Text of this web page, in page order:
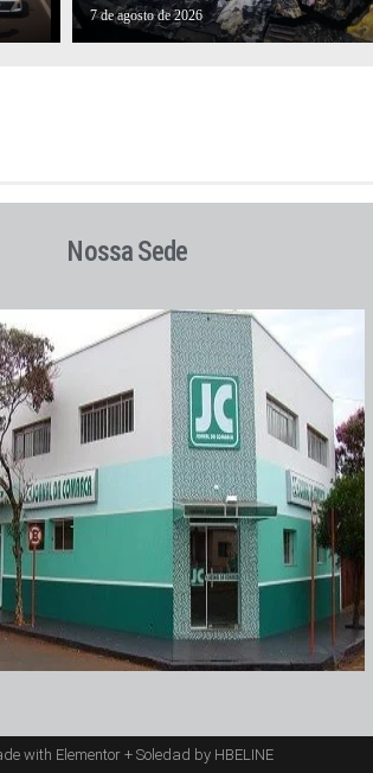
7 de agosto de 2026
Nossa Sede
with Elementor + Soledad by HBELINE